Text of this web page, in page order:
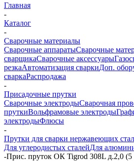
Главная
-
Каталог
-
Сварочные материалы
Сварочные аппаратыСварочные
сварщикаСварочные аксессуары
резкаАвтоматизация сваркиДоп.
сваркаРаспродажа
-
Присадочные прутки
Сварочные электродыСварочная
пруткиВольфрамовые электроды
электродыФлюсы
-
Прутки для сварки нержавеющих
Для углеродистых сталейДля
-Прис. пруток ОК Tigrod 308L д.2,0 (5